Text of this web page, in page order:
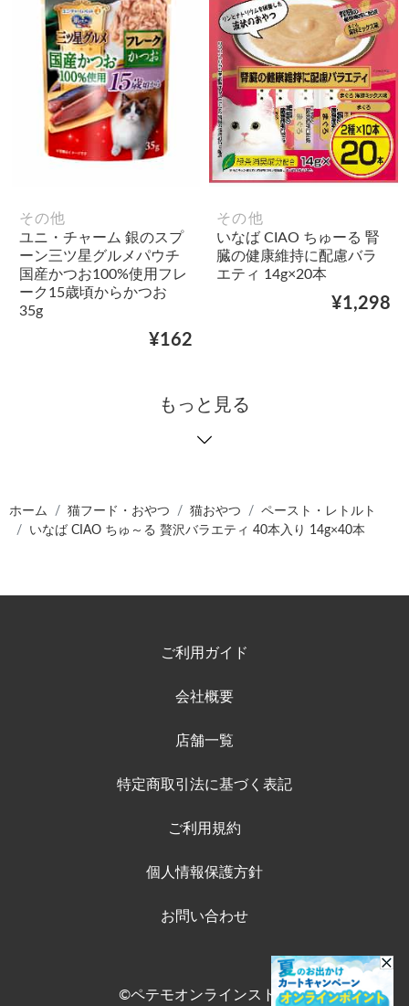
その他
ユニ・チャーム 銀のスプ
ーン三ツ星グルメパウチ
国産かつお100%使用フレ
ーク15歳頃からかつお
35g
¥162
その他
いなば CIAO ちゅーる 腎
臓の健康維持に配慮バラ
エティ 14g×20本
¥1,298
もっと見る
ホーム 猫フード・おやつ 猫おやつ
ペースト・レトルト
いなば CIAO ちゅ～る 贅沢バラエティ 40本入り 14g×40本
ご利用ガイド
会社概要
店舗一覧
特定商取引法に基づく表記
ご利用規約
個人情報保護方針
お問い合わせ
©ペテモオンラインストア